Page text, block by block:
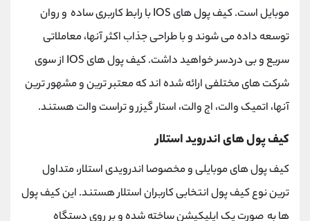
موبایل است. کیف پول های IOS با رابط کاربری ساده و روان
توسعه داده می شوند و با طراحی جذاب اکثر آنها، معاملاتی
سریع و بی دردسر خواهید داشت. کیف پول های IOS از سوی
شرکت های مختلفی ارائه شده اند که معتبر ترین و مشهور ترین
آنها، اتمیک والت، اج والت، استار گیزر و تراست والت هستند.
کیف پول های اندروید استلار
کیف پول های موبایلی و مخصوصا اندرویدی استلار، متداول
ترین نوع کیف پول انتخابی کاربران استلار هستند. این کیف پول
ها به صورت یک اپلیکیشن ساخته شده و بر روی دستگاه